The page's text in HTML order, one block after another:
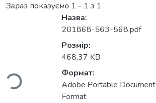
Зараз показуємо 1 - 1 з 1
Назва:
201868-563-568.pdf
Розмір:
468,37 KB
Формат:
Adobe Portable Document
Format